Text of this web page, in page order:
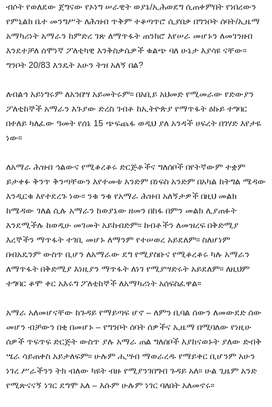
ብሶት የወለደው ጀግናው የኦነግ ሠራዊት ወያኔ/ኢሕወደግ ሲጠቀምበት የነበረውን
የምኒልክ ቤተ መንግሥት ለሕዝብ ጥቅም ተቆጣጥሮ ሲያበቃ በግንቦት ሰባት/ኢዜማ
አማካሪነት አማራን ከምድረ ገጽ ለማጥፋት ጠንክሮ እየሠራ መሆኑን ለመገንዘብ
እንደተቻለ ሰሞነኛ ፖለቲካዊ እንቅስቃሴዎች ቁልጭ ባለ ሁኔታ እያሳዩ ናቸው፡፡
ግንቦት 20/83 እንዴት አሁን ትዝ አለኝ በል?
ለብልኅ አይነግሩም ለአንበሣ አይመትሩም፡፡ በአቢይ አህመድ የሚመራው የድውያን
ፖለቲከኞች አማራን እጉያው ድረስ ገብቶ ከኢትዮጵያ የማጥፋት ዕኩይ ተግባር
በተለይ ካለፈው ዓመት የሰኔ 15 ጭፍጨፋ ወዲህ ያለ አንዳች ሀፍረት በገሃድ እየታዬ
ነው፡፡
ለአማራ ሕዝብ ኅልውና የሚቆረቆሩ ድርጅቶችና ግለሰቦች በየትኛውም ተቋም
ይታቀፉ ቅንጥ ቅንጣቸውን እየተመቱ አንድም በነፍስ አንድም በአካል ከትግል ሜዳው
እንዲርቁ እየተደረጉ ነው፡፡ ንቁ ንቁ የአማራ ሕዝብ አለኝታዎች በዚህ መልክ
ከሜዳው ገለል ሲሉ አማራን ከወያኔው ዘመን በከፋ በምን መልክ ሊያጠፉት
እንደሚችሉ ከወዲሁ መገመት አይከብድም፡፡ ከብቶችን ለመዝረፍ በቅድሚያ
እረኞችን ማጥፋት ተገቢ መሆኑ ለማንም የተሠወረ አይደለም፡፡ ስለሆነም
በብአዴንም ውስጥ ቢሆን ለአማራው ደግ የሚያስቡና የሚቆረቆሩ ካሉ አማራን
ለማጥፋት በቅድሚያ እነዚያን ማጥፋት ለነገ የሚያሣድሩት አይደለም፡፡ ለዚህም
ተግባር ቆሞ ቀር አእሩግ ፖለቲከኞች ለአማካሪነት አሰፍስፈዋል፡፡
አማራ አለመሆናቸው ከጉዳይ የማይጣፍ ሆኖ – ለምን ቢባል ሰውን ለመውደድ ሰው
መሆን ብቻውን በቂ በመሆኑ – የግንቦት ሰባት ሰዎችና ኢዜማ በሚባለው የነዚሁ
ሰዎች ጥፍጥፍ ድርጅት ውስጥ ያሉ አማራ ጠል ግለሰቦች እያከናወኑት ያለው ድብቅ
ሤራ ሳይጠቀስ አይታለፍም፡፡ ሁሉም ሒሣብ ማወራረዱ የማይቀር ቢሆንም አሁን
ነገረ ሥራችንን ትክ ብለው ካዩት ብዙ የሚያንገበግብ ጉዳይ አለ፡፡ ሁል ጊዜም አንድ
የሚጽናናኝ ነገር ደግሞ አለ – እሱም ሁሉም ነገር ባለበት አለመኖሩ፡፡